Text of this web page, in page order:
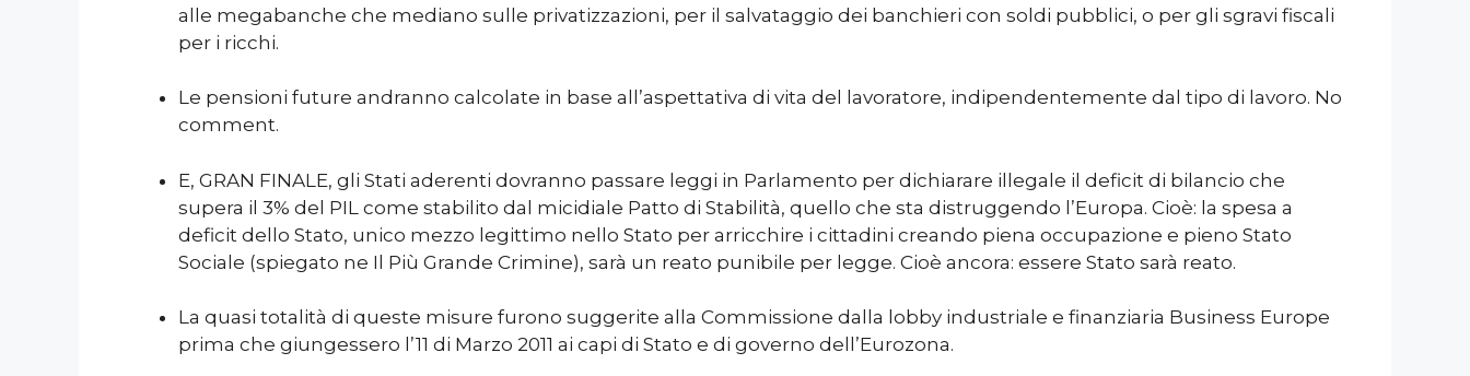
alle megabanche che mediano sulle privatizzazioni, per il salvataggio dei banchieri con soldi pubblici, o per gli sgravi fiscali
per i ricchi.
Le pensioni future andranno calcolate in base all’aspettativa di vita del lavoratore, indipendentemente dal tipo di lavoro. No
comment.
E, GRAN FINALE, gli Stati aderenti dovranno passare leggi in Parlamento per dichiarare illegale il deficit di bilancio che
supera il 3% del PIL come stabilito dal micidiale Patto di Stabilità, quello che sta distruggendo l’Europa. Cioè: la spesa a
deficit dello Stato, unico mezzo legittimo nello Stato per arricchire i cittadini creando piena occupazione e pieno Stato
Sociale (spiegato ne Il Più Grande Crimine), sarà un reato punibile per legge. Cioè ancora: essere Stato sarà reato.
La quasi totalità di queste misure furono suggerite alla Commissione dalla lobby industriale e finanziaria Business Europe
prima che giungessero l’11 di Marzo 2011 ai capi di Stato e di governo dell’Eurozona.